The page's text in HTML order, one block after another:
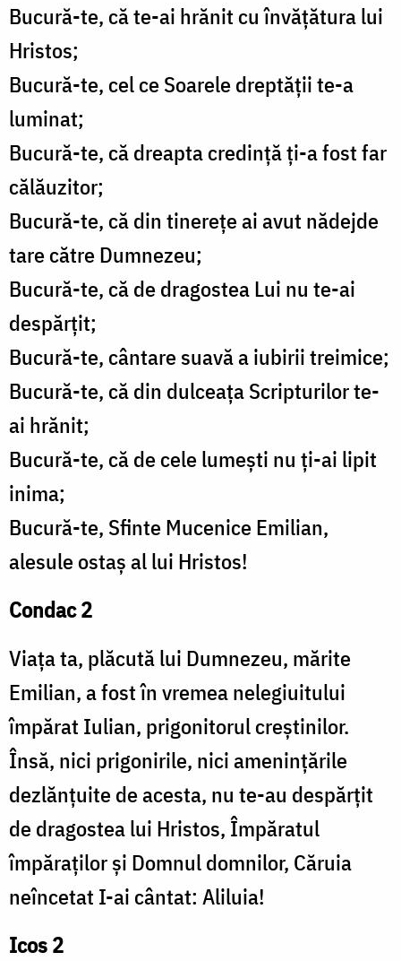
Bucură-te, că te-ai hrănit cu învățătura lui
Hristos;
Bucură-te, cel ce Soarele dreptății te-a
luminat;
Bucură-te, că dreapta credință ți-a fost far
călăuzitor;
Bucură-te, că din tinerețe ai avut nădejde
tare către Dumnezeu;
Bucură-te, că de dragostea Lui nu te-ai
despărțit;
Bucură-te, cântare suavă a iubirii treimice;
Bucură-te, că din dulceața Scripturilor te-
ai hrănit;
Bucură-te, că de cele lumești nu ți-ai lipit
inima;
Bucură-te, Sfinte Mucenice Emilian,
alesule ostaș al lui Hristos!
Condac 2
Viața ta, plăcută lui Dumnezeu, mărite
Emilian, a fost în vremea nelegiuitului
împărat Iulian, prigonitorul creștinilor.
Însă, nici prigonirile, nici amenințările
dezlănțuite de acesta, nu te-au despărțit
de dragostea lui Hristos, Împăratul
împăraților și Domnul domnilor, Căruia
neîncetat I-ai cântat: Aliluia!
Icos 2